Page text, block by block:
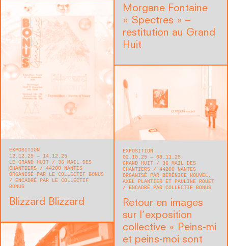
Morgane Fontaine
« Spectres » –
restitution au Grand
Huit
EXPOSITION
12.12.25 — 14.12.25
LE GRAND HUIT
36 MAIL DES
CHANTIERS
44200 NANTES
ORGANISÉ PAR LE COLLECTIF BONUS
ENCADRÉ PAR LE COLLECTIF
BONUS
Blizzard Blizzard
EXPOSITION
02.10.25 — 08.11.25
GRAND HUIT
36 MAIL DES
CHANTIERS
44200 NANTES
ORGANISÉ PAR BÉRÉNICE NOUVEL,
AXEL PLANTIER ET PAULINE ROUET
ENCADRÉ PAR COLLECTIF BONUS
Retour en images
sur l’exposition
collective « Peins-mi
et peins-moi sont